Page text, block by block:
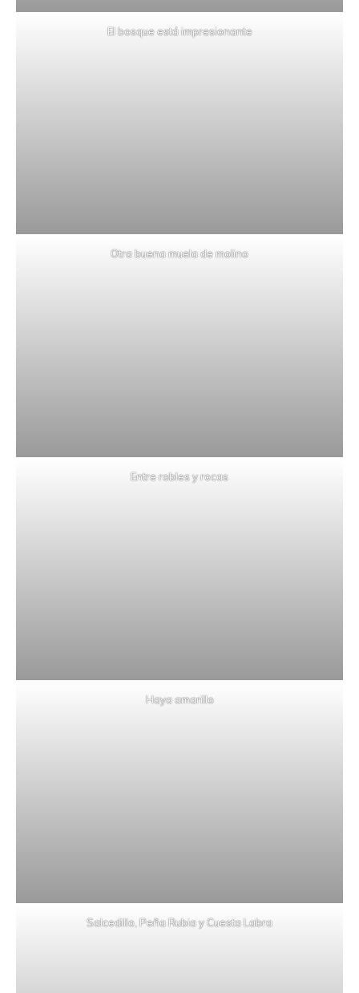
El bosque está impresionante
Otra buena muela de molino
Entre robles y rocas
Haya amarillo
Salcedillo, Peña Rubia y Cuesta Labra